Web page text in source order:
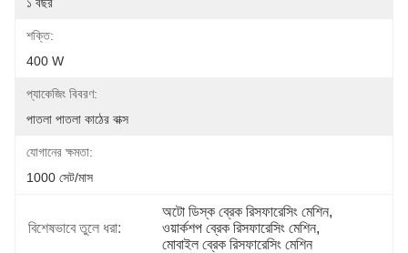
শক্তি:
400 W
প্যাকেজিং বিবরণ:
পাতলা পাতলা কাঠের বাক্স
যোগানের ক্ষমতা:
1000 সেট/মাস
বিশেষভাবে তুলে ধরা:
অটো ডিস্ক ব্রেক রিসফারেসিং মেশিন,
ওয়ার্কশপ ব্রেক রিসফারেসিং মেশিন,
মোবাইল ব্রেক রিসফারেসিং মেশিন